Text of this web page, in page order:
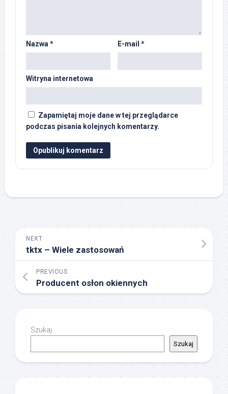
Nazwa* E-mail *
Witryna internetowa
Zapamiętaj moje dane w tej przeglądarce
podczas pisania kolejnych komentarzy.
NEXT
tktx – Wiele zastosowań
PREVIOUS
Producent osłon okiennych
Szukaj
Szukaj